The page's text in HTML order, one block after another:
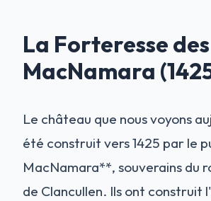
La Forteresse des
MacNamara
Le château que nous voyons
été construit vers 1425 par le
MacNamara**, souverains du
de Clancullen. Ils ont construit